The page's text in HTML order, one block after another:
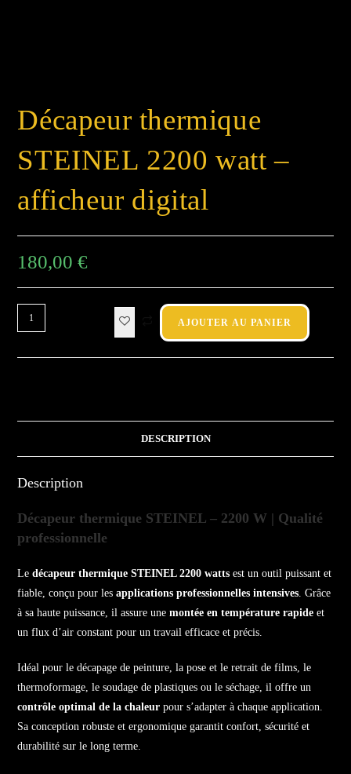
Décapeur thermique
STEINEL 2200 watt –
afficheur digital
180,00€
AJOUTER AU PANIER
DESCRIPTION
Description
Décapeur thermique STEINEL – 2200 W | Qualité
professionnelle
Ledécapeur thermique STEINEL 2200 watts est un outil puissant et
fiable, conçu pour lesapplications professionnelles intensives. Grâce
à sa haute puissance, il assure unemontée en température rapide et
un flux d’air constant pour un travail efficace et précis.
Idéal pour le décapage de peinture, la pose et le retrait de films, le
thermoformage, le soudage de plastiques ou le séchage, il offre un
contrôle optimal de la chaleur pour s’adapter à chaque application.
Sa conception robuste et ergonomique garantit confort, sécurité et
durabilité sur le long terme.